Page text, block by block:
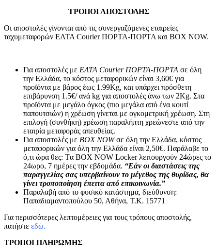
ΤΡΟΠΟΙ ΑΠΟΣΤΟΛΗΣ
Οι αποστολές γίνονται από τις συνεργαζόμενες εταιρείες
ταχυμεταφορών ΕΛΤΑ Courier ΠΟΡΤΑ-ΠΟΡΤΑ και BOX NOW.
Για αποστολές με ΕΛΤΑ Courier ΠΟΡΤΑ-ΠΟΡΤΑ σε όλη
την Ελλάδα, το κόστος μεταφορικών είναι 3,60€ για
προϊόντα με βάρος έως 1.99Kg, και υπάρχει πρόσθετη
επιβάρυνση 1.5€/ ανά kg για αποστολές άνω των 2Κg. Στα
προϊόντα με μεγάλο όγκος (πιο μεγάλα από ένα κουτί
παπουτσιών) η χρέωση γίνεται με ογκομετρική χρέωση. Στη
επιλογή (συνθήκη) χρέωση παραλήπτη χρεώνεστε από την
εταιρία μεταφοράς απευθείας.
Για αποστολές με BOX NOWσε όλη την Ελλάδα, κόστος
μεταφορικών για όλη την Ελλάδα είναι 2,50€. Παράλαβε το
ό,τι ώρα θες: Tα ΒΟΧ ΝΟW Locker λειτουργούν 24ώρες το
24ωρο, 7 ημέρες την εβδομάδα. “Εάν οι διαστάσεις της
παραγγελίας σας υπερβαίνουν το μέγεθος της θυρίδας, θα
γίνει τροποποίηση έπειτα από επικοινωνία.”
Παραλαβή από το φυσικό κατάστημα, διεύθυνση:
Παπαδιαμαντοπούλου 50, Αθήνα, Τ.Κ. 15771
Για περισσότερες λεπτομέρειες για τους τρόπους αποστολής,
πατήστε εδώ.
ΤΡΟΠΟΙ ΠΛΗΡΩΜΗΣ